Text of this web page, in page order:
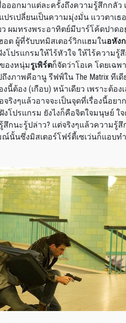
ออกมาแต่ละครั้งถึงความรู้สึกกลัว
รเปลี่ยนเป็นความมุ่งมั่น แววตาเ
ว ผมทรงพระอาทิตย์มีบาร์โค้ดปาด
อต ผู้ที่รับบทมิสเตอร์วิกแฮมในอหัง
โปรแกรมให้ไร้หัวใจ ให้ไร้ความ
องหนุ่มรูเพิร์ตก็จัดว่าโอเค โดยเฉ
ถึงภาพคีอานู รีฟฟ์ใน The Matrix ทีเ
งนี้ต้อง (เกือบ) หน้าเดียว เพราะต้อ
จริงๆแล้วอาจจะเป็นจุดที่เรื่องนี้อ
โปรแกรม ยังไงก็คือจิตใจมนุษย์ ใ
สึกนะรู้ปล่าว? แต่จริงๆแล้วความรู้
ณ์นั้นซึ่งมิสเตอร์โฟร์ตี้เซเว่นก็แอบ